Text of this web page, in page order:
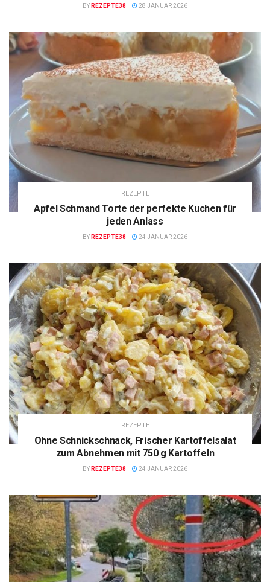
BY REZEPTE38 28 JANUAR 2026
REZEPTE
Apfel Schmand Torte der perfekte Kuchen für
jeden Anlass
BY REZEPTE38 24 JANUAR 2026
REZEPTE
Ohne Schnickschnack, Frischer Kartoffelsalat
zum Abnehmen mit 750 g Kartoffeln
BY REZEPTE38 24 JANUAR 2026